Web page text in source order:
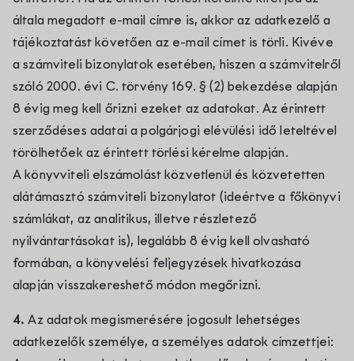
általa megadott e-mail címre is, akkor az adatkezelő a
tájékoztatást követően az e-mail címet is törli. Kivéve
a számviteli bizonylatok esetében, hiszen a számvitelről
szóló 2000. évi C. törvény 169. § (2) bekezdése alapján
8 évig meg kell őrizni ezeket az adatokat. Az érintett
szerződéses adatai a polgárjogi elévülési idő leteltével
törölhetőek az érintett törlési kérelme alapján.
A könyvviteli elszámolást közvetlenül és közvetetten
alátámasztó számviteli bizonylatot (ideértve a főkönyvi
számlákat, az analitikus, illetve részletező
nyilvántartásokat is), legalább 8 évig kell olvasható
formában, a könyvelési feljegyzések hivatkozása
alapján visszakereshető módon megőrizni.
4. Az adatok megismerésére jogosult lehetséges
adatkezelők személye, a személyes adatok címzettjei: